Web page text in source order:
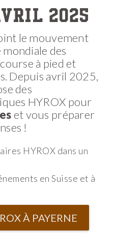
2025
le mouvement
des
à pied et
Depuis avril 2025,
des
HYROX pour
et vous préparer
!
HYROX dans un
en Suisse et à
À PAYERNE